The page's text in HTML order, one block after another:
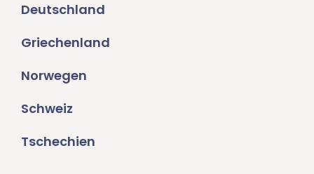
Deutschland
Griechenland
Norwegen
Schweiz
Tschechien